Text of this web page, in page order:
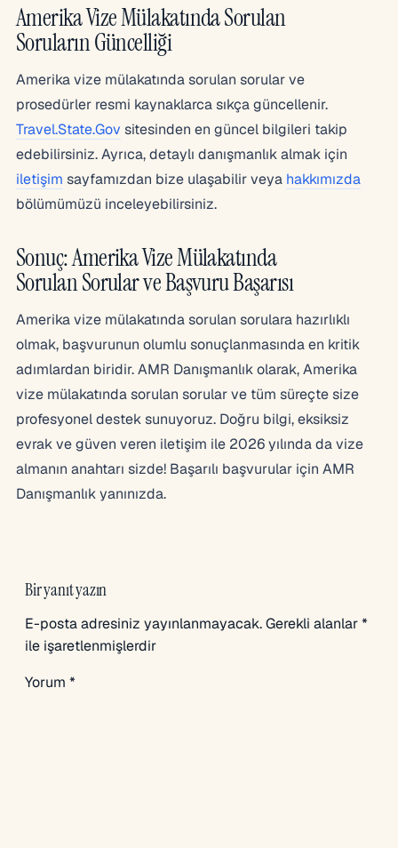
Amerika Vize Mülakatında Sorulan
Soruların Güncelliği
Amerika vize mülakatında sorulan sorular ve
prosedürler resmi kaynaklarca sıkça güncellenir.
Travel.State.Gov sitesinden en güncel bilgileri takip
edebilirsiniz. Ayrıca, detaylı danışmanlık almak için
iletişim sayfamızdan bize ulaşabilir veya hakkımızda
bölümümüzü inceleyebilirsiniz.
Sonuç: Amerika Vize Mülakatında
Sorulan Sorular ve Başvuru Başarısı
Amerika vize mülakatında sorulan sorulara hazırlıklı
olmak, başvurunun olumlu sonuçlanmasında en kritik
adımlardan biridir. AMR Danışmanlık olarak, Amerika
vize mülakatında sorulan sorular ve tüm süreçte size
profesyonel destek sunuyoruz. Doğru bilgi, eksiksiz
evrak ve güven veren iletişim ile 2026 yılında da vize
almanın anahtarı sizde! Başarılı başvurular için AMR
Danışmanlık yanınızda.
Bir yanıt yazın
E-posta adresiniz yayınlanmayacak.Gerekli alanlar*
ile işaretlenmişlerdir
Yorum *